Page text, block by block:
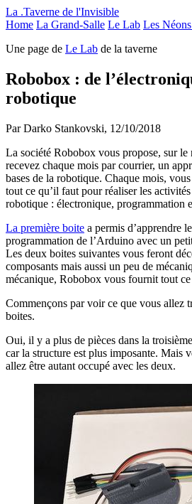
Panneau de gestion des cookies
La .Taverne de l'Invisible
Home La Grand-Salle Le Lab Les
Une page de Le Lab de la taverne
Robobox : de
robotique
Par Darko Stankovski, 12/10/2018
La société Robobox vous propose, sur le
recevez chaque mois par courrier, un
bases de la robotique. Chaque mois,
tout ce qu’il faut pour réaliser les
robotique : électronique, programmation
La première boite a permis d’apprendre
programmation de l’Arduino avec un
Les deux boites suivantes vous feront
composants mais aussi un peu de
mécanique, Robobox vous fournit tout
Commençons par voir ce que vous allez
boites.
Oui, il y a plus de pièces dans la
car la structure est plus imposante. Mais
allez être autant occupé avec les deux.